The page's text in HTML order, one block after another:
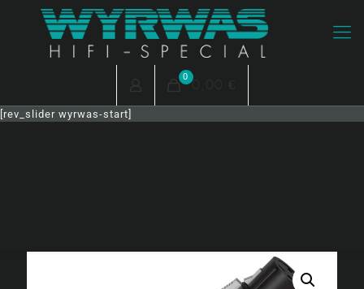
0 0,00 €
[rev_slider wyrwas-start]